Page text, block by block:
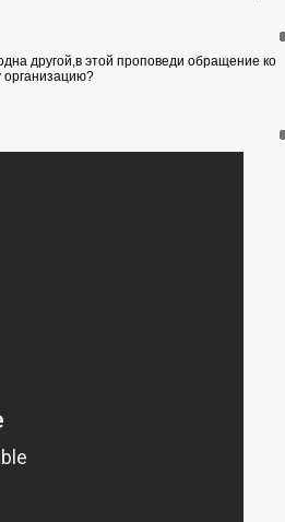
другой,в этой проповеди обращение ко
организацию?